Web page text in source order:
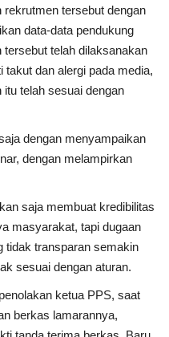
rekrutmen tersebut dengan
data-data pendukung
telah dilaksanakan
dan alergi pada media,
telah sesuai dengan
dengan menyampaikan
dengan melampirkan
saja membuat kredibilitas
masyarakat, tapi dugaan
tidak transparan semakin
sesuai dengan aturan.
ketua PPS, saat
berkas lamarannya,